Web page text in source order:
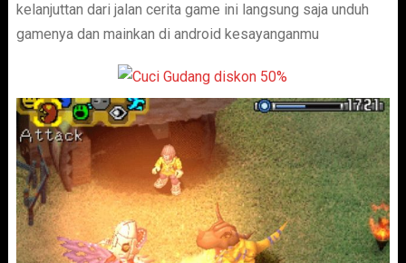
kelanjuttan dari jalan cerita game ini langsung saja unduh
gamenya dan mainkan di android kesayanganmu